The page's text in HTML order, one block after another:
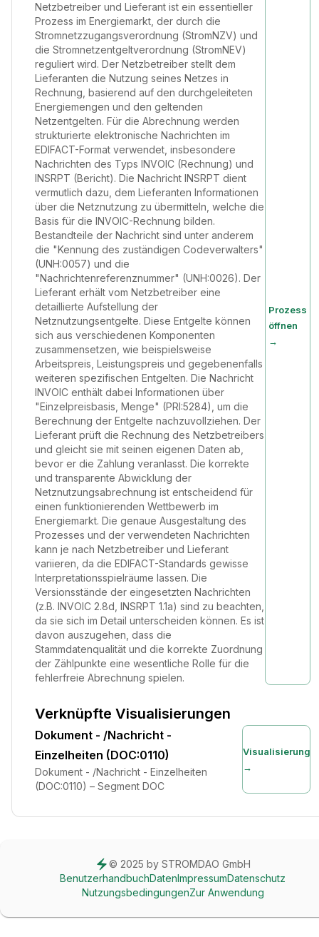
Netzbetreiber und Lieferant ist ein essentieller
Prozess im Energiemarkt, der durch die
Stromnetzzugangsverordnung (StromNZV) und
die Stromnetzentgeltverordnung (StromNEV)
reguliert wird. Der Netzbetreiber stellt dem
Lieferanten die Nutzung seines Netzes in
Rechnung, basierend auf den durchgeleiteten
Energiemengen und den geltenden
Netzentgelten. Für die Abrechnung werden
strukturierte elektronische Nachrichten im
EDIFACT-Format verwendet, insbesondere
Nachrichten des Typs INVOIC (Rechnung) und
INSRPT (Bericht). Die Nachricht INSRPT dient
vermutlich dazu, dem Lieferanten Informationen
über die Netznutzung zu übermitteln, welche die
Basis für die INVOIC-Rechnung bilden.
Bestandteile der Nachricht sind unter anderem
die "Kennung des zuständigen Codeverwalters"
(UNH:0057) und die
"Nachrichtenreferenznummer" (UNH:0026). Der
Lieferant erhält vom Netzbetreiber eine
detaillierte Aufstellung der
Netznutzungsentgelte. Diese Entgelte können
sich aus verschiedenen Komponenten
zusammensetzen, wie beispielsweise
Arbeitspreis, Leistungspreis und gegebenenfalls
weiteren spezifischen Entgelten. Die Nachricht
INVOIC enthält dabei Informationen über
"Einzelpreisbasis, Menge" (PRI:5284), um die
Berechnung der Entgelte nachzuvollziehen. Der
Lieferant prüft die Rechnung des Netzbetreibers
und gleicht sie mit seinen eigenen Daten ab,
bevor er die Zahlung veranlasst. Die korrekte
und transparente Abwicklung der
Netznutzungsabrechnung ist entscheidend für
einen funktionierenden Wettbewerb im
Energiemarkt. Die genaue Ausgestaltung des
Prozesses und der verwendeten Nachrichten
kann je nach Netzbetreiber und Lieferant
variieren, da die EDIFACT-Standards gewisse
Interpretationsspielräume lassen. Die
Versionsstände der eingesetzten Nachrichten
(z.B. INVOIC 2.8d, INSRPT 1.1a) sind zu beachten,
da sie sich im Detail unterscheiden können. Es ist
davon auszugehen, dass die
Stammdatenqualität und die korrekte Zuordnung
der Zählpunkte eine wesentliche Rolle für die
fehlerfreie Abrechnung spielen.
Prozess
öffnen
→
Verknüpfte Visualisierungen
Dokument - /Nachricht -
Einzelheiten (DOC:0110)
Dokument - /Nachricht - Einzelheiten
(DOC:0110) – Segment DOC
Visualisierung
→
© 2025 by STROMDAO GmbH
BenutzerhandbuchDatenImpressumDatenschutz
NutzungsbedingungenZur Anwendung